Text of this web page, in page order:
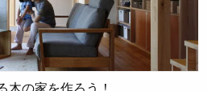
木の家を作ろう！